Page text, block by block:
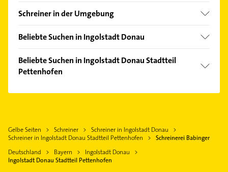
Etting
Mailing
Schreiner in der Umgebung
Buxheim Oberbayern
Adelschlag
Neuburg an der Donau
Karlskron
Manching
Beliebte Suchen in Ingolstadt Donau
Dachdecker
Bauunternehmen
Putzfrau
Gebäudereinigung
Phoniatrie
Beliebte Suchen in Ingolstadt Donau Stadtteil
Pettenhofen
Heizungsfirmen
Gelbe Seiten Schreiner
Schreiner in Ingolstadt Donau
Schreiner in Ingolstadt Donau Stadtteil Pettenhofen
Schreinerei Babinger
Deutschland
Bayern
Ingolstadt Donau
Ingolstadt Donau Stadtteil Pettenhofen